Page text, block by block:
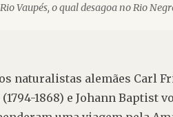
Vaupés, o qual desagoa no Rio
naturalistas alemães Carl
1868) e Johann Baptist